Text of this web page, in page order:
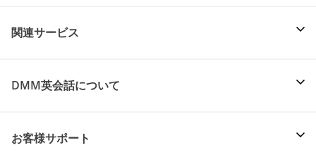
関連サービス
DMM英会話について
お客様サポート